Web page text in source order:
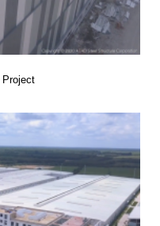
Project